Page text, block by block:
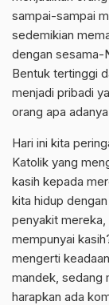
sampai-sampai
sedemikian
dengan sesama-
Bentuk tertinggi
menjadi pribadi
orang apa
Hari ini kita
Katolik yang
kasih kepada
kita hidup
penyakit mereka,
mempunyai
mengerti
mandek, sedang
harapkan ada